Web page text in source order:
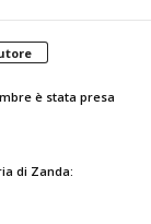
è stata presa
di Zanda: